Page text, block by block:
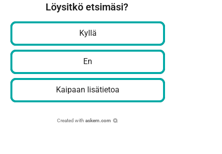
Löysitkö etsimäsi?
Kyllä
En
Kaipaan lisätietoa
Created with askem.com